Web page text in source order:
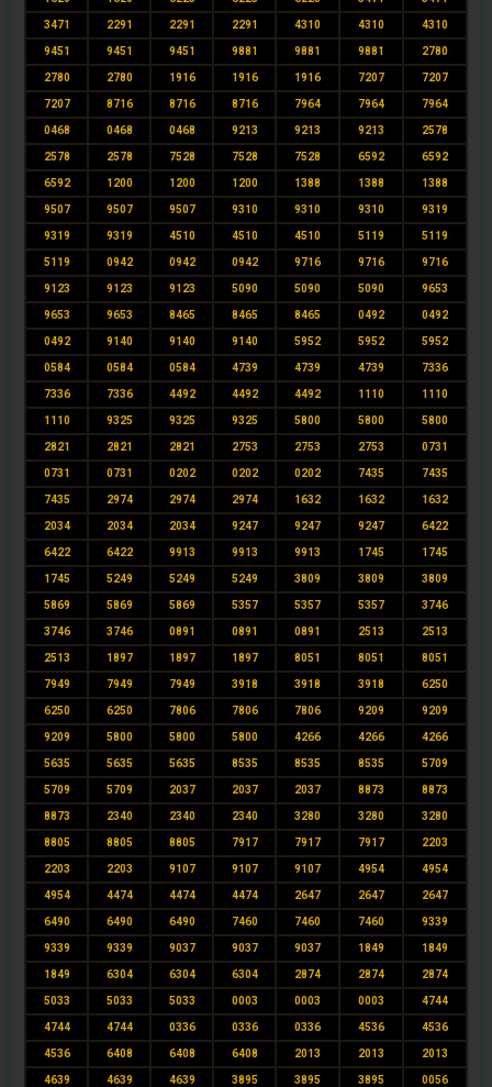
3471 2291 2291 2291 4310 4310 4310
9451 9451 9451 9881 9881 9881 2780
2780 2780 1916 1916 1916 7207 7207
7207 8716 8716 8716 7964 7964 7964
0468 0468 0468 9213 9213 9213 2578
2578 2578 7528 7528 7528 6592 6592
6592 1200 1200 1200 1388 1388 1388
9507 9507 9507 9310 9310 9310 9319
9319 9319 4510 4510 4510 5119 5119
5119 0942 0942 0942 9716 9716 9716
9123 9123 9123 5090 5090 5090 9653
9653 9653 8465 8465 8465 0492 0492
0492 9140 9140 9140 5952 5952 5952
0584 0584 0584 4739 4739 4739 7336
7336 7336 4492 4492 4492 1110 1110
1110 9325 9325 9325 5800 5800 5800
2821 2821 2821 2753 2753 2753 0731
0731 0731 0202 0202 0202 7435 7435
7435 2974 2974 2974 1632 1632 1632
2034 2034 2034 9247 9247 9247 6422
6422 6422 9913 9913 9913 1745 1745
1745 5249 5249 5249 3809 3809 3809
5869 5869 5869 5357 5357 5357 3746
3746 3746 0891 0891 0891 2513 2513
2513 1897 1897 1897 8051 8051 8051
7949 7949 7949 3918 3918 3918 6250
6250 6250 7806 7806 7806 9209 9209
9209 5800 5800 5800 4266 4266 4266
5635 5635 5635 8535 8535 8535 5709
5709 5709 2037 2037 2037 8873 8873
8873 2340 2340 2340 3280 3280 3280
8805 8805 8805 7917 7917 7917 2203
2203 2203 9107 9107 9107 4954 4954
4954 4474 4474 4474 2647 2647 2647
6490 6490 6490 7460 7460 7460 9339
9339 9339 9037 9037 9037 1849 1849
1849 6304 6304 6304 2874 2874 2874
5033 5033 5033 0003 0003 0003 4744
4744 4744 0336 0336 0336 4536 4536
4536 6408 6408 6408 2013 2013 2013
4639 4639 4639 3895 3895 3895 0056